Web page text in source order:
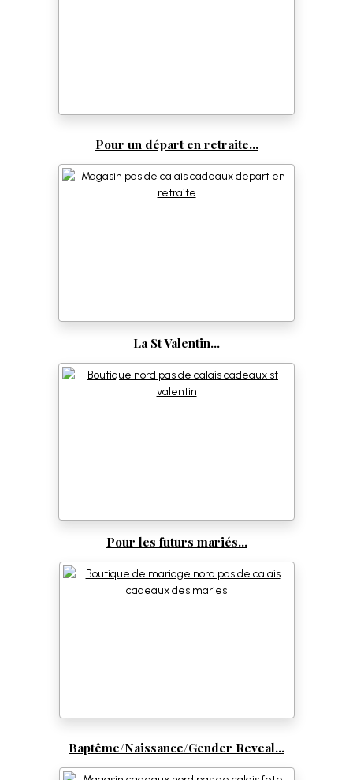
Pour un départ en retraite...
La St Valentin...
Pour les futurs mariés...
Baptême/Naissance/Gender Reveal...